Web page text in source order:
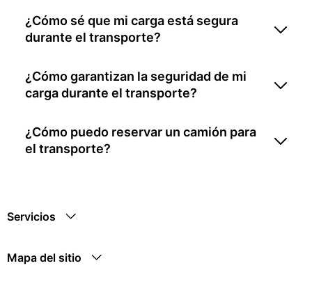
¿Cómo sé que mi carga está segura
durante el transporte?
¿Cómo garantizan la seguridad de mi
carga durante el transporte?
¿Cómo puedo reservar un camión para
el transporte?
Servicios
Mapa del sitio